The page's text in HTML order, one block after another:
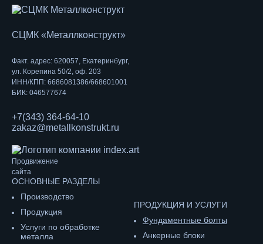
СЦМК «Металлконструкт»
Факт. адрес: 620057, Екатеринбург,
ул. Корепина 50/2, оф. 203
ИНН/КПП: 6686081386/668601001
БИК: 046577674
+7(343) 364-64-10
zakaz@metallkonstrukt.ru
Продвижение
сайта
ОСНОВНЫЕ РАЗДЕЛЫ
Производство
Продукция
Услуги по обработке
металла
ПРОДУКЦИЯ И УСЛУГИ
Фундаментные болты
Анкерные блоки